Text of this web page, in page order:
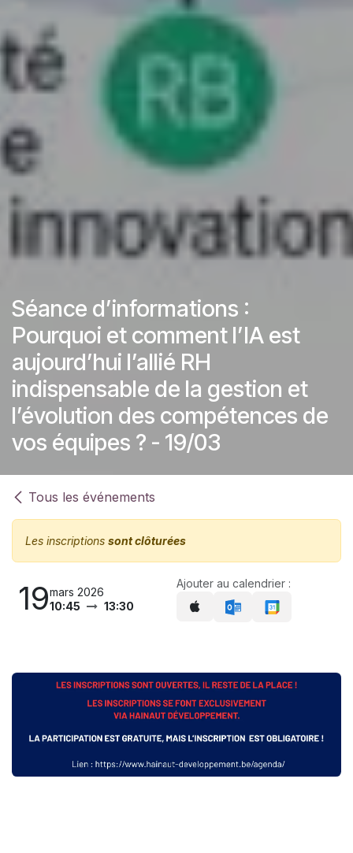
Séance d’informations :
Pourquoi et comment l’IA est
aujourd’hui l’allié RH
indispensable de la gestion et
l’évolution des compétences de
vos équipes ? - 19/03
Tous les événements
Les inscriptions sont clôturées
19mars 2026
10:45
13:30
Ajouter au calendrier :